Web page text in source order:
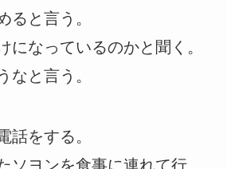
ると言う。
になっているのかと聞く。
なと言う。
話をする。
ソヨンを食事に連れて行